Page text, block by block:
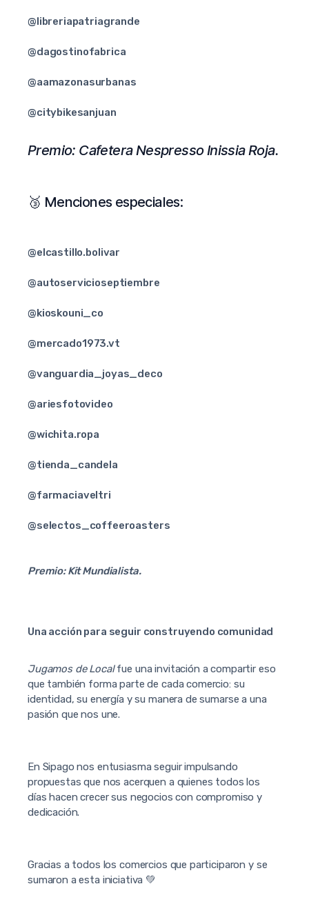
@libreriapatriagrande
@dagostinofabrica‍
@aamazonasurbanas‍
@citybikesanjuan
Premio: Cafetera Nespresso Inissia Roja.
🥉 Menciones especiales:
@elcastillo.bolivar
@autoservicioseptiembre
@kioskouni_co
@mercado1973.vt
@vanguardia_joyas_deco
@ariesfotovideo
@wichita.ropa
@tienda_candela
@farmaciaveltri
@selectos_coffeeroasters
Premio: Kit Mundialista.
Una acción para seguir construyendo comunidad
Jugamos de Localfue una invitación a compartir eso
que también forma parte de cada comercio: su
identidad, su energía y su manera de sumarse a una
pasión que nos une.
En Sipago nos entusiasma seguir impulsando
propuestas que nos acerquen a quienes todos los
días hacen crecer sus negocios con compromiso y
dedicación.
Gracias a todos los comercios que participaron y se
sumaron a esta iniciativa 💚